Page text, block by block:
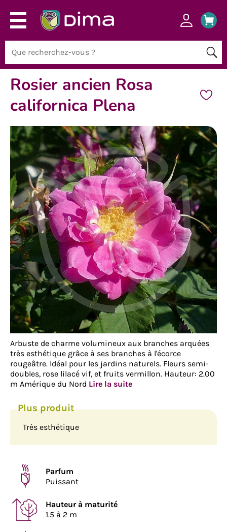
Rosier ancien Rosa
californica Plena
Arbuste de charme volumineux aux branches arquées
très esthétique grâce à ses branches à l'écorce
rougeâtre. Idéal pour les jardins naturels. Fleurs semi-
doubles, rose lilacé vif, et fruits vermillon. Hauteur: 2.00
m Amérique du Nord Lire la suite
Très esthétique
Parfum
Puissant
Hauteur à maturité
1.5 à 2 m